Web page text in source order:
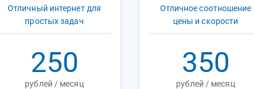
Отличный интернет для
простых задач
250
рублей / месяц
Отличное соотношение
цены и скорости
350
рублей / месяц